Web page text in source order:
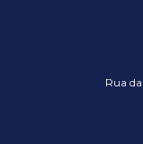
Rua